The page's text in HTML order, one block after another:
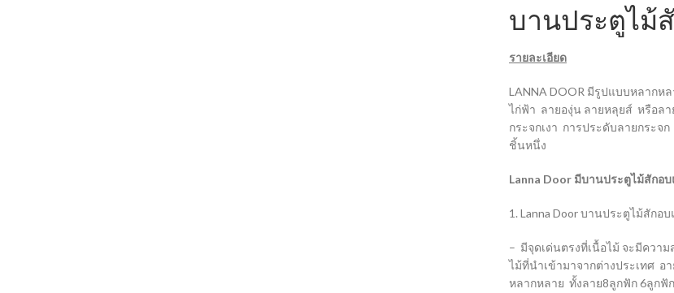
บานประตูไม้
รายละเอียด
LANNA DOOR มีรูปแบบหลากห
ไก่ฟ้า ลายองุ่น ลายหลุยส์ หรือล
กระจกเงา การประดับลายกระจ
ชิ้นหนึ่ง
Lanna Door มีบานประตูไม้สักอ
1. Lanna Door บานประตูไม้สักอบ
– มีจุดเด่นตรงที่เนื้อไม้ จะมีควา
ไม้ที่นำเข้ามาจากต่างประเทศ
หลากหลาย ทั้งลาย8ลูกฟัก 6ลูกฟั